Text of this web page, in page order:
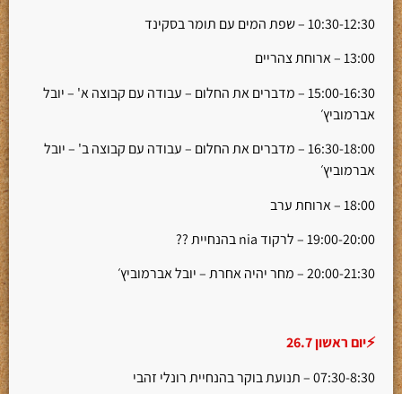
10:30-12:30 – שפת המים עם תומר בסקינד
13:00 – ארוחת צהריים
15:00-16:30 – מדברים את החלום – עבודה עם קבוצה א' – יובל
אברמוביץ׳
16:30-18:00 – מדברים את החלום – עבודה עם קבוצה ב' – יובל
אברמוביץ׳
18:00 – ארוחת ערב
19:00-20:00 – לרקוד nia בהנחיית ??
20:00-21:30 – מחר יהיה אחרת – יובל אברמוביץ׳
⚡יום ראשון 26.7
07:30-8:30 – תנועת בוקר בהנחיית רונלי זהבי